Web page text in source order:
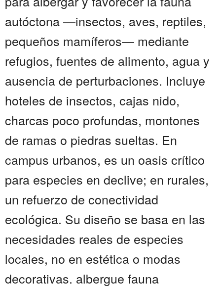
autóctona —insectos, aves, reptiles,
pequeños mamíferos— mediante
refugios, fuentes de alimento, agua y
ausencia de perturbaciones. Incluye
hoteles de insectos, cajas nido,
charcas poco profundas, montones
de ramas o piedras sueltas. En
campus urbanos, es un oasis crítico
para especies en declive; en rurales,
un refuerzo de conectividad
ecológica. Su diseño se basa en las
necesidades reales de especies
locales, no en estética o modas
decorativas. albergue fauna